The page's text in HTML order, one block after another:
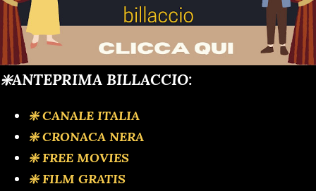
❇️ANTEPRIMA BILLACCIO:
❇️ CANALE ITALIA
❇️ CRONACA NERA
❇️ FREE MOVIES
❇️ FILM GRATIS